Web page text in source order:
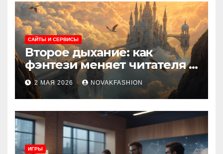
САЙТЫ И СЕРВИСЫ
Второе дыхание: как
фэнтези меняет читателя и
культуру
2 МАЯ 2026 NOVAKFASHION
ИГРЫ